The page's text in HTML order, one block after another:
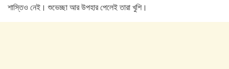
শাস্তিও নেই। শুভেচ্ছা আর উপহার পেলেই তারা খুশি।